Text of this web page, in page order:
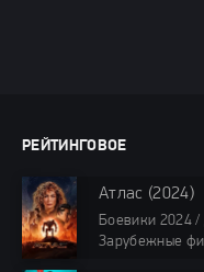
РЕЙТИНГОВОЕ
Атлас (2024)
Боевики 2024
Зарубежные